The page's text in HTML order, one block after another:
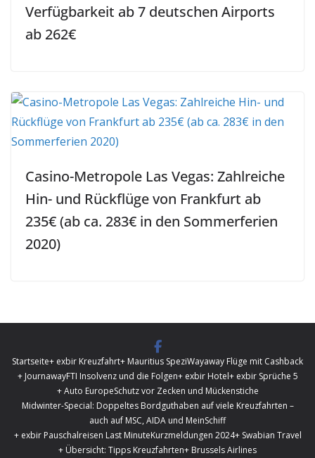
Verfügbarkeit ab 7 deutschen Airports
ab 262€
Casino-Metropole Las Vegas: Zahlreiche
Hin- und Rückflüge von Frankfurt ab
235€ (ab ca. 283€ in den Sommerferien
2020)
Startseite+ exbir Kreuzfahrt+ Mauritius SpeziWayaway Flüge mit Cashback
+ JournawayFTI Insolvenz und die Folgen+ exbir Hotel+ exbir Sprüche 5
+ Auto EuropeSchutz vor Zecken und Mückenstiche
Midwinter-Special: Doppeltes Bordguthaben auf viele Kreuzfahrten –
auch auf MSC, AIDA und MeinSchiff
+ exbir Pauschalreisen Last MinuteKurzmeldungen 2024+ Swabian Travel
+ Übersicht: Tipps Kreuzfahrten+ Brussels Airlines